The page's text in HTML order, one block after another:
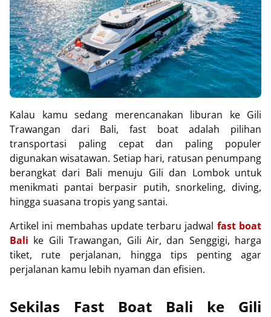
Kalau kamu sedang merencanakan liburan ke Gili
Trawangan dari Bali, fast boat adalah pilihan
transportasi paling cepat dan paling populer
digunakan wisatawan. Setiap hari, ratusan penumpang
berangkat dari Bali menuju Gili dan Lombok untuk
menikmati pantai berpasir putih, snorkeling, diving,
hingga suasana tropis yang santai.
Artikel ini membahas update terbaru jadwal fast boat
Bali ke Gili Trawangan, Gili Air, dan Senggigi, harga
tiket, rute perjalanan, hingga tips penting agar
perjalanan kamu lebih nyaman dan efisien.
Sekilas Fast Boat Bali ke Gili